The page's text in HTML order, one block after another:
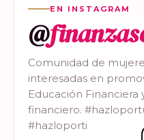
EN INSTAGRAM
@
Comunidad de
interesadas en
Educación Financiera
financiero.
#hazloporti